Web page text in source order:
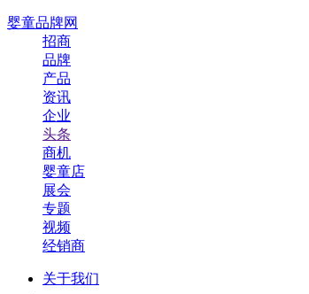
婴童品牌网
招商
品牌
产品
资讯
企业
头条
商机
婴童店
展会
专题
视频
经销商
关于我们